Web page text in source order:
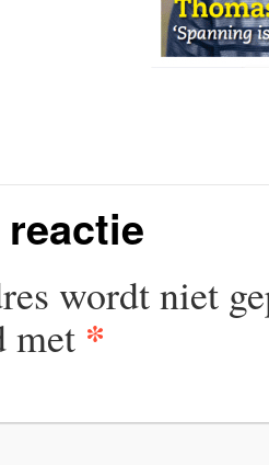
wordt niet
met *